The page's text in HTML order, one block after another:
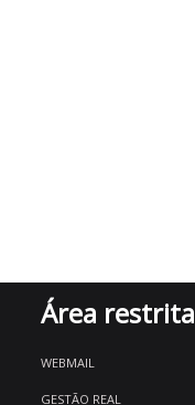
Área restrita
WEBMAIL
GESTÃO REAL